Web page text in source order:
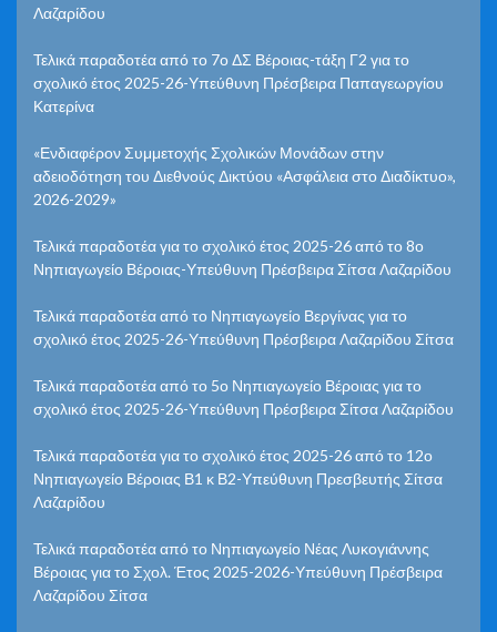
Λαζαρίδου
Τελικά παραδοτέα από το 7ο ΔΣ Βέροιας-τάξη Γ2 για το
σχολικό έτος 2025-26-Υπεύθυνη Πρέσβειρα Παπαγεωργίου
Κατερίνα
«Ενδιαφέρον Συμμετοχής Σχολικών Μονάδων στην
αδειοδότηση του Διεθνούς Δικτύου «Ασφάλεια στο Διαδίκτυο»,
2026-2029»
Τελικά παραδοτέα για το σχολικό έτος 2025-26 από το 8ο
Νηπιαγωγείο Βέροιας-Υπεύθυνη Πρέσβειρα Σίτσα Λαζαρίδου
Τελικά παραδοτέα από το Νηπιαγωγείο Βεργίνας για το
σχολικό έτος 2025-26-Υπεύθυνη Πρέσβειρα Λαζαρίδου Σίτσα
Τελικά παραδοτέα από το 5ο Νηπιαγωγείο Βέροιας για το
σχολικό έτος 2025-26-Υπεύθυνη Πρέσβειρα Σίτσα Λαζαρίδου
Τελικά παραδοτέα για το σχολικό έτος 2025-26 από το 12ο
Νηπιαγωγείο Βέροιας Β1 κ Β2-Υπεύθυνη Πρεσβευτής Σίτσα
Λαζαρίδου
Τελικά παραδοτέα από το Νηπιαγωγείο Νέας Λυκογιάννης
Βέροιας για το Σχολ. Έτος 2025-2026-Υπεύθυνη Πρέσβειρα
Λαζαρίδου Σίτσα